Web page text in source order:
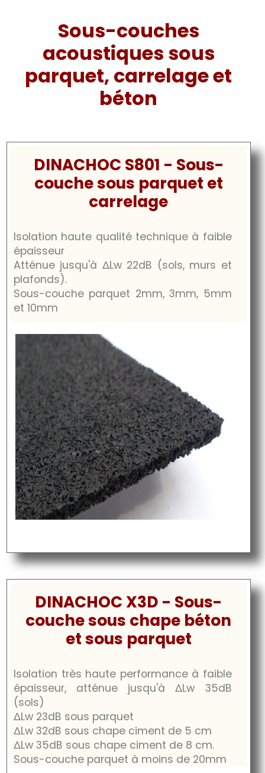
Sous-couches
acoustiques sous
parquet, carrelage et
béton
DINACHOC S801 - Sous-
couche sous parquet et
carrelage
Isolation haute qualité technique à faible
épaisseur
Atténue jusqu'à ΔLw 22dB (sols, murs et
plafonds).
Sous-couche parquet 2mm, 3mm, 5mm
et 10mm
DINACHOC X3D - Sous-
couche sous chape béton
et sous parquet
Isolation très haute performance à faible
épaisseur, atténue jusqu'àΔLw
35dB
(sols)
ΔLw 23dB sous parquet
ΔLw 32dB sous chape ciment de 5 cm
ΔLw 35dB sous chape ciment de 8 cm.
Sous-couche parquet à moins de 20mm